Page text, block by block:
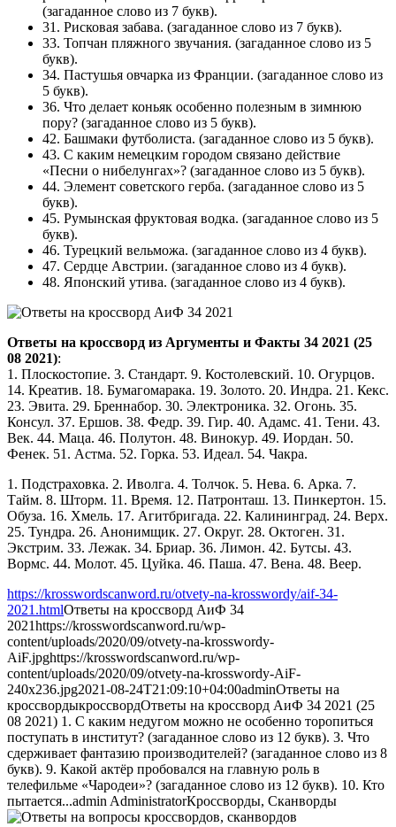
(загаданное слово из 7 букв).
31. Рисковая забава. (загаданное слово из 7 букв).
33. Топчан пляжного звучания. (загаданное слово из 5
букв).
34. Пастушья овчарка из Франции. (загаданное слово из
5 букв).
36. Что делает коньяк особенно полезным в зимнюю
пору? (загаданное слово из 5 букв).
42. Башмаки футболиста. (загаданное слово из 5 букв).
43. С каким немецким городом связано действие
«Песни о нибелунгах»? (загаданное слово из 5 букв).
44. Элемент советского герба. (загаданное слово из 5
букв).
45. Румынская фруктовая водка. (загаданное слово из 5
букв).
46. Турецкий вельможа. (загаданное слово из 4 букв).
47. Сердце Австрии. (загаданное слово из 4 букв).
48. Японский утива. (загаданное слово из 4 букв).
Ответы на кроссворд из Аргументы и Факты 34 2021 (25
08 2021):
1. Плоскостопие. 3. Стандарт. 9. Костолевский. 10. Огурцов.
14. Креатив. 18. Бумагомарака. 19. Золото. 20. Индра. 21. Кекс.
23. Эвита. 29. Бреннабор. 30. Электроника. 32. Огонь. 35.
Консул. 37. Ершов. 38. Федр. 39. Гир. 40. Адамс. 41. Тени. 43.
Век. 44. Маца. 46. Полутон. 48. Винокур. 49. Иордан. 50.
Фенек. 51. Астма. 52. Горка. 53. Идеал. 54. Чакра.
1. Подстраховка. 2. Иволга. 4. Толчок. 5. Нева. 6. Арка. 7.
Тайм. 8. Шторм. 11. Время. 12. Патронташ. 13. Пинкертон. 15.
Обуза. 16. Хмель. 17. Агитбригада. 22. Калининград. 24. Верх.
25. Тундра. 26. Анонимщик. 27. Округ. 28. Октоген. 31.
Экстрим. 33. Лежак. 34. Бриар. 36. Лимон. 42. Бутсы. 43.
Вормс. 44. Молот. 45. Цуйка. 46. Паша. 47. Вена. 48. Веер.
https://krosswordscanword.ru/otvety-na-krosswordy/aif-34-
2021.htmlОтветы на кроссворд АиФ 34
2021https://krosswordscanword.ru/wp-
content/uploads/2020/09/otvety-na-krosswordy-
AiF.jpghttps://krosswordscanword.ru/wp-
content/uploads/2020/09/otvety-na-krosswordy-AiF-
240x236.jpg2021-08-24T21:09:10+04:00adminОтветы на
кроссвордыкроссвордОтветы на кроссворд АиФ 34 2021 (25
08 2021) 1. С каким недугом можно не особенно торопиться
поступать в институт? (загаданное слово из 12 букв). 3. Что
сдерживает фантазию производителей? (загаданное слово из 8
букв). 9. Какой актёр пробовался на главную роль в
телефильме «Чародеи»? (загаданное слово из 12 букв). 10. Кто
пытается...admin AdministratorКроссворды, Сканворды